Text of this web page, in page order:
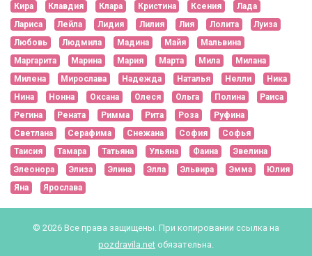
Кира
Клавдия Клара Кристина Ксения
Лада
Лариса
Лейла Лидия Лилия Лия Лолита
Луиза
Любовь
Людмила Мадина Майя
Мальвина
Маргарита
Марина Мария Марта Мила
Милана
Милена
Мирослава Надежда Наталья Нелли
Ника
Нина
Нонна Оксана Олеся Ольга Полина
Раиса
Регина
Рената Римма Рита Роза
Руфина
Светлана
Серафима Снежана София
Софья
Таисия
Тамара Татьяна Ульяна Фаина
Эвелина
Элеонора
Элиза Элина Элла Эльвира Эмма
Юлия
Яна
Ярослава
© 2026 Все права защищены. При копировании ссылка на
pozdravila.net обязательна.